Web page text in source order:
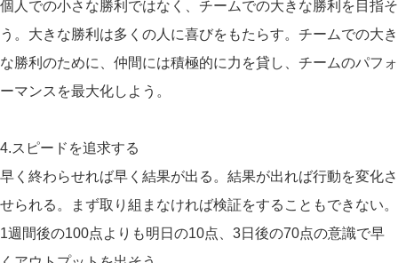
個人での小さな勝利ではなく、チームでの大きな勝利を目指そ
う。大きな勝利は多くの人に喜びをもたらす。チームでの大き
な勝利のために、仲間には積極的に力を貸し、チームのパフォ
ーマンスを最大化しよう。
4.スピードを追求する
早く終わらせれば早く結果が出る。結果が出れば行動を変化さ
せられる。まず取り組まなければ検証をすることもできない。
1週間後の100点よりも明日の10点、3日後の70点の意識で早